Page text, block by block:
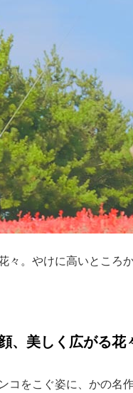
々。やけに高いところ
、美しく広がる花
コをこぐ姿に、かの名